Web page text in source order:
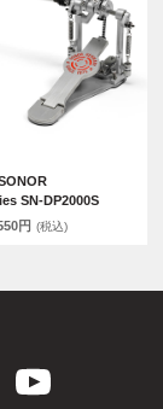
SN-DP2000S
円 (税込)